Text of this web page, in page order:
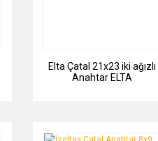
Elta Çatal 21x23 iki ağızlı
Anahtar ELTA